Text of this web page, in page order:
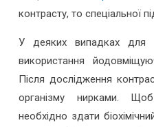
контрасту, то спеціальної
У деяких випадках для
використання
Після дослідження
організму нирками.
необхідно здати